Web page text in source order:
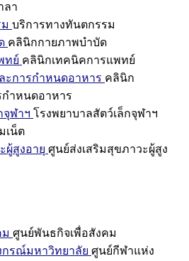
ลา
บริการทางทันตกรรม
คลินิกกายภาพบำบัด
ทย์ คลินิกเทคนิคการแพทย์
การกำหนดอาหาร คลินิก
ำหนดอาหาร
จุฬาฯ โรงพยาบาลสัตว์เล็กจุฬาฯ
เน็ต
ผู้สูงอายุ ศูนย์ส่งเสริมสุขภาวะผู้สูง
ศูนย์พันธกิจเพื่อสังคม
กรณ์มหาวิทยาลัย ศูนย์กีฬาแห่ง